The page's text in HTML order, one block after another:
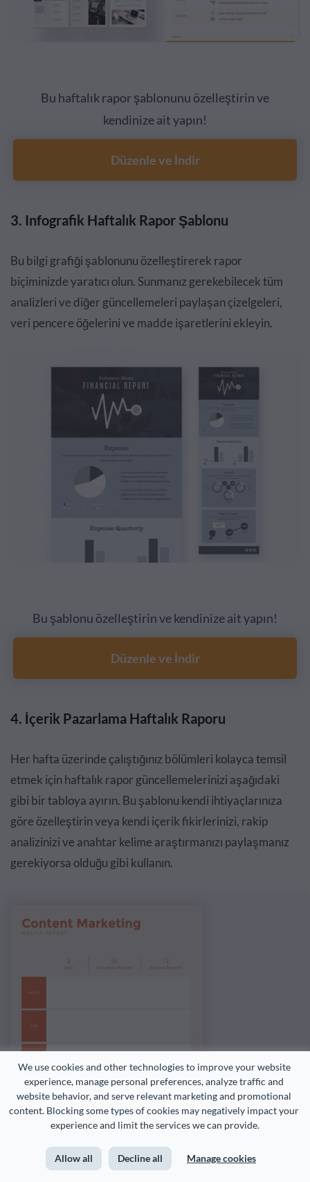
We use cookies and other technologies to improve your website
experience, manage personal preferences, analyze traffic and
website behavior, and serve relevant marketing and promotional
content. Blocking some types of cookies may negatively impact your
experience and limit the services we can provide.
Allow all Decline all Manage cookies
Bu haftalık rapor şablonunu özelleştirin ve
kendinize ait yapın!
Düzenle ve İndir
3. Infografik Haftalık Rapor Şablonu
Bu bilgi grafiği şablonunu özelleştirerek rapor
biçiminizde yaratıcı olun. Sunmanız gerekebilecek tüm
analizleri ve diğer güncellemeleri paylaşan çizelgeleri,
veri pencere öğelerini ve madde işaretlerini ekleyin.
Bu şablonu özelleştirin ve kendinize ait yapın!
Düzenle ve İndir
4. İçerik Pazarlama Haftalık Raporu
Her hafta üzerinde çalıştığınız bölümleri kolayca temsil
etmek için haftalık rapor güncellemelerinizi aşağıdaki
gibi bir tabloya ayırın. Bu şablonu kendi ihtiyaçlarınıza
göre özelleştirin veya kendi içerik fikirlerinizi, rakip
analizinizi ve anahtar kelime araştırmanızı paylaşmanız
gerekiyorsa olduğu gibi kullanın.